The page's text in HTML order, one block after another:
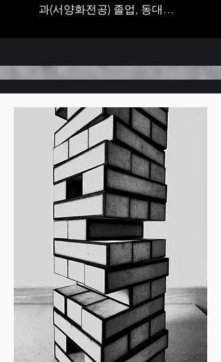
과(서양화전공) 졸업, 동대학
           특수교육학 석사 및 박
-경력: 동래미술인협회 이사,
부산국제환경예술제 운영위
원, 창작미술협회 회원, G-
ART 회원, 금빛미술인협회 회
전) 한국국제대학교 초등특수
교육학과 교수, 꿈나래대학(발
달장애인 비학위과정) 주무교
- 현) 통합예술치유센터 센터
장, 부산대학교 특수교육학과
및 꿈나래대학 외래교수